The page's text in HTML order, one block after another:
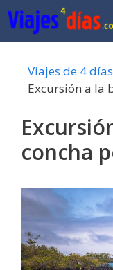
Saltar
al
contenido
Viajes de 4 días
Excursión a la
concha